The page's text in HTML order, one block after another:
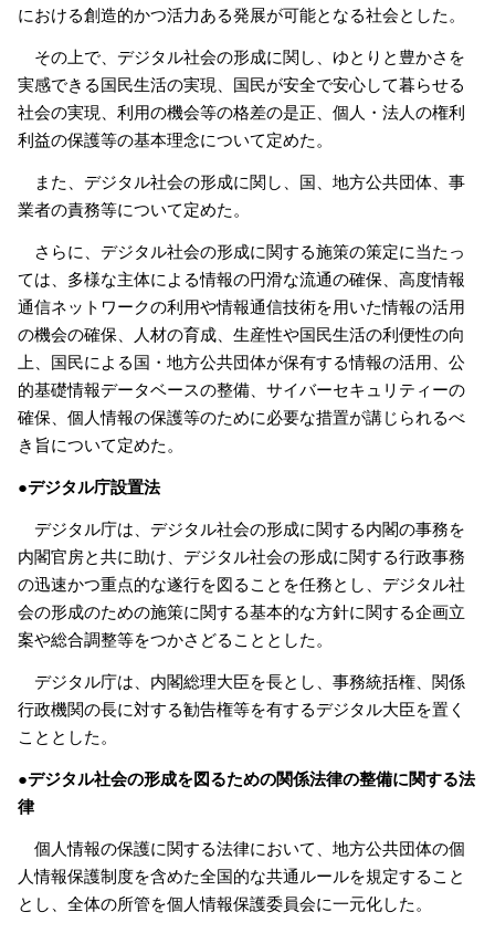
における創造的かつ活力ある発展が可能となる社会とした。
その上で、デジタル社会の形成に関し、ゆとりと豊かさを
実感できる国民生活の実現、国民が安全で安心して暮らせる
社会の実現、利用の機会等の格差の是正、個人・法人の権利
利益の保護等の基本理念について定めた。
また、デジタル社会の形成に関し、国、地方公共団体、事
業者の責務等について定めた。
さらに、デジタル社会の形成に関する施策の策定に当たっ
ては、多様な主体による情報の円滑な流通の確保、高度情報
通信ネットワークの利用や情報通信技術を用いた情報の活用
の機会の確保、人材の育成、生産性や国民生活の利便性の向
上、国民による国・地方公共団体が保有する情報の活用、公
的基礎情報データベースの整備、サイバーセキュリティーの
確保、個人情報の保護等のために必要な措置が講じられるべ
き旨について定めた。
●デジタル庁設置法
デジタル庁は、デジタル社会の形成に関する内閣の事務を
内閣官房と共に助け、デジタル社会の形成に関する行政事務
の迅速かつ重点的な遂行を図ることを任務とし、デジタル社
会の形成のための施策に関する基本的な方針に関する企画立
案や総合調整等をつかさどることとした。
デジタル庁は、内閣総理大臣を長とし、事務統括権、関係
行政機関の長に対する勧告権等を有するデジタル大臣を置く
こととした。
●デジタル社会の形成を図るための関係法律の整備に関する法
律
個人情報の保護に関する法律において、地方公共団体の個
人情報保護制度を含めた全国的な共通ルールを規定すること
とし、全体の所管を個人情報保護委員会に一元化した。